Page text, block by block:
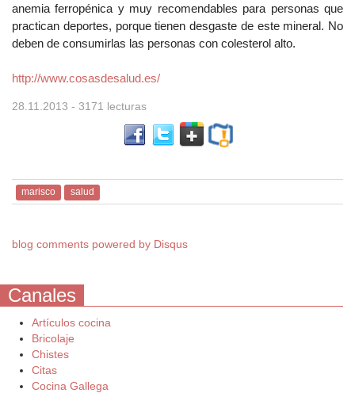
anemia ferropénica y muy recomendables para personas que
practican deportes, porque tienen desgaste de este mineral. No
deben de consumirlas las personas con colesterol alto.
http://www.cosasdesalud.es/
28.11.2013 - 3171 lecturas
marisco salud
blog comments powered by Disqus
Canales
Artículos cocina
Bricolaje
Chistes
Citas
Cocina Gallega